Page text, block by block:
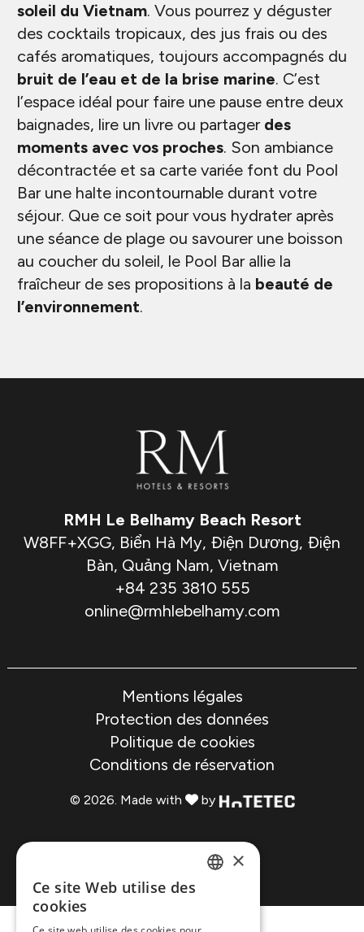
soleil du Vietnam. Vous pourrez y déguster
des cocktails tropicaux, des jus frais ou des
cafés aromatiques, toujours accompagnés du
bruit de l’eau et de la brise marine. C’est
l’espace idéal pour faire une pause entre deux
baignades, lire un livre ou partagerdes
moments avec vos proches. Son ambiance
décontractée et sa carte variée font du Pool
Bar une halte incontournable durant votre
séjour. Que ce soit pour vous hydrater après
une séance de plage ou savourer une boisson
au coucher du soleil, le Pool Bar allie la
fraîcheur de ses propositions à la beauté de
l’environnement.
RMH Le Belhamy Beach Resort
W8FF+XGG, Biển Hà My, Điện Dương, Điện
Bàn, Quảng Nam, Vietnam
+84 235 3810 555
online@rmhlebelhamy.com
Mentions légales
Protection des données
Politique de cookies
Conditions de réservation
© 2026. Made with by
×
Ce site Web utilise des
cookies